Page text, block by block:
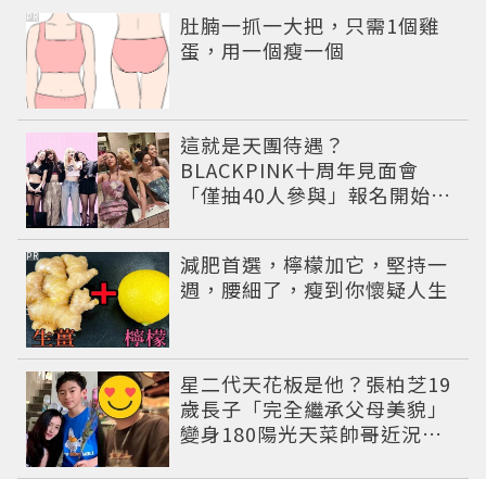
肚腩一抓一大把，只需1個雞
蛋，用一個瘦一個
PR
這就是天團待遇？
BLACKPINK十周年見面會
「僅抽40人參與」報名開始到
減肥首選，檸檬加它，堅持一
週，腰細了，瘦到你懷疑人生
PR
星二代天花板是他？張柏芝19
歲長子「完全繼承父母美貌」
變身180陽光天菜帥哥近況曝